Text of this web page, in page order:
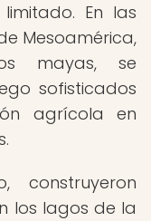
En las
Mesoamérica,
mayas, se
sofisticados
agrícola en
construyeron
los lagos de la